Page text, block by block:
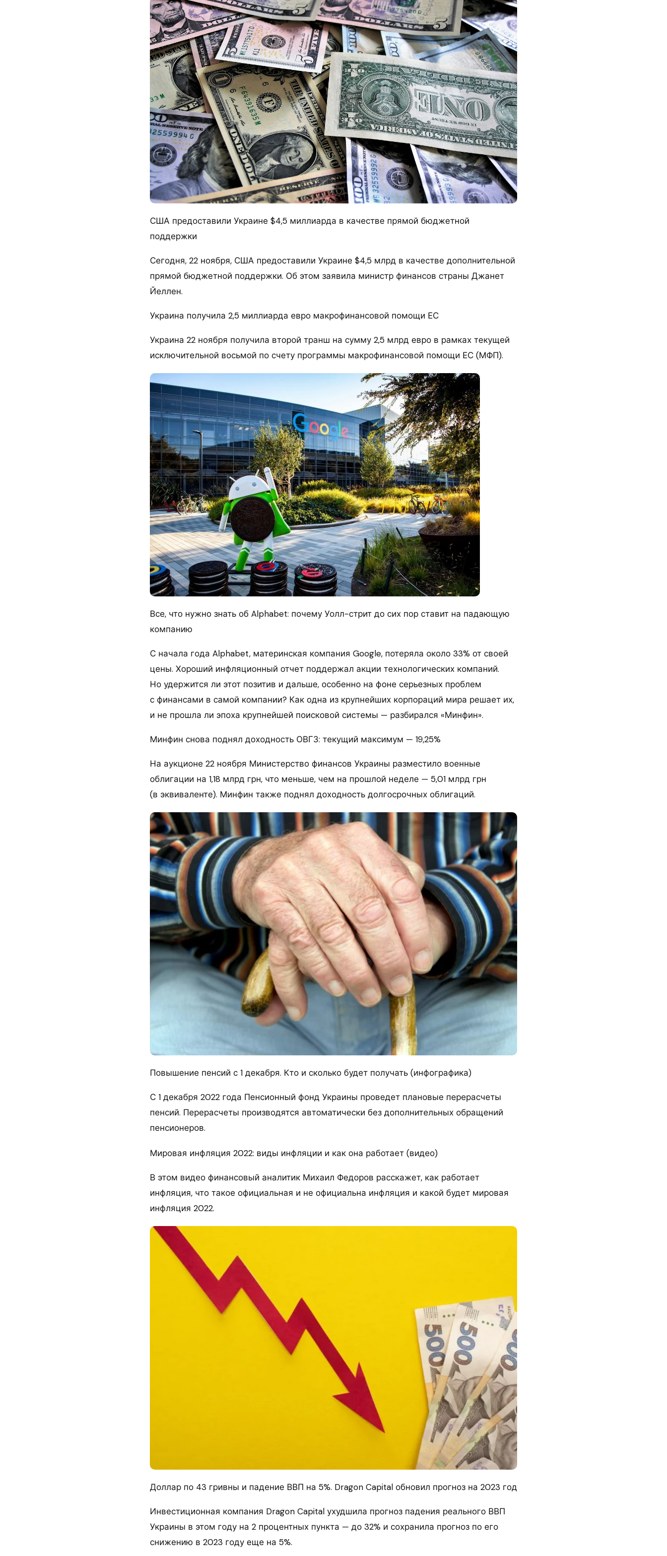
США предоставили Украине $4,5 миллиарда в качестве прямой бюджетной
поддержки
Сегодня, 22 ноября, США предоставили Украине $4,5 млрд в качестве дополнительной
прямой бюджетной поддержки. Об этом заявила министр финансов страны Джанет
Йеллен.
Украина получила 2,5 миллиарда евро макрофинансовой помощи ЕС
Украина 22 ноября получила второй транш на сумму 2,5 млрд евро в рамках текущей
исключительной восьмой по счету программы макрофинансовой помощи ЕС (МФП).
Все, что нужно знать об Alphabet: почему Уолл-стрит до сих пор ставит на падающую
компанию
С начала года Alphabet, материнская компания Google, потеряла около 33% от своей
цены. Хороший инфляционный отчет поддержал акции технологических компаний.
Но удержится ли этот позитив и дальше, особенно на фоне серьезных проблем
с финансами в самой компании? Как одна из крупнейших корпораций мира решает их,
и не прошла ли эпоха крупнейшей поисковой системы — разбирался «Минфин».
Минфин снова поднял доходность ОВГЗ: текущий максимум — 19,25%
На аукционе 22 ноября Министерство финансов Украины разместило военные
облигации на 1,18 млрд грн, что меньше, чем на прошлой неделе — 5,01 млрд грн
(в эквиваленте). Минфин также поднял доходность долгосрочных облигаций.
Повышение пенсий с 1 декабря. Кто и сколько будет получать (инфографика)
С 1 декабря 2022 года Пенсионный фонд Украины проведет плановые перерасчеты
пенсий. Перерасчеты производятся автоматически без дополнительных обращений
пенсионеров.
Мировая инфляция 2022: виды инфляции и как она работает (видео)
В этом видео финансовый аналитик Михаил Федоров расскажет, как работает
инфляция, что такое официальная и не официальна инфляция и какой будет мировая
инфляция 2022.
Доллар по 43 гривны и падение ВВП на 5%. Dragon Capital обновил прогноз на 2023 год
Инвестиционная компания Dragon Capital ухудшила прогноз падения реального ВВП
Украины в этом году на 2 процентных пункта — до 32% и сохранила прогноз по его
снижению в 2023 году еще на 5%.